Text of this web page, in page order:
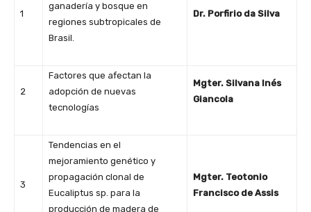
1
ganadería y bosque en
regiones subtropicales de
Brasil.
Dr. Porfirio da Silva
2
Factores que afectan la
adopción de nuevas
tecnologías
Mgter. Silvana Inés
Giancola
3
Tendencias en el
mejoramiento genético y
propagación clonal de
Eucaliptus sp. para la
producción de madera de
Mgter. Teotonio
Francisco de Assis